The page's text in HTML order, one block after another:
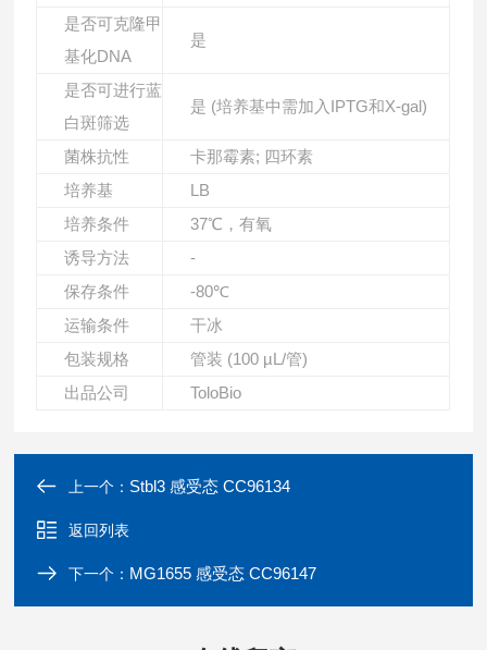
是否可克隆甲
基化DNA
是
是否可进行蓝
白斑筛选
是 (培养基中需加入IPTG和X-gal)
菌株抗性
卡那霉素; 四环素
培养基
LB
培养条件
37℃，有氧
诱导方法
-
保存条件
-80℃
运输条件
干冰
包装规格
管装 (100 µL/管)
出品公司
ToloBio
上一个： Stbl3 感受态 CC96134
返回列表
下一个： MG1655 感受态 CC96147